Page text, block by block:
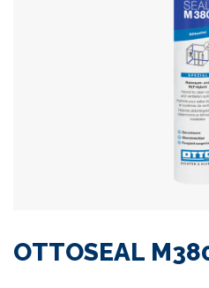
OTTOSEAL